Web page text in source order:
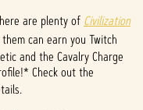
are plenty of Civilization
can earn you Twitch
and the Cavalry Charge
Check out the